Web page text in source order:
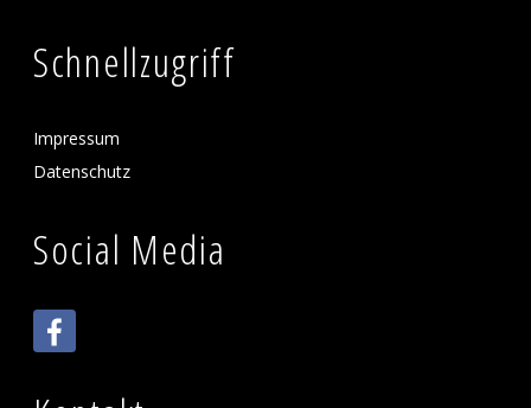
Schnellzugriff
Impressum
Datenschutz
Social Media